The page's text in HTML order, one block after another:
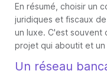
En résumé, choisir un
juridiques et fiscaux
un luxe. C'est souvent
projet qui aboutit et
Un réseau